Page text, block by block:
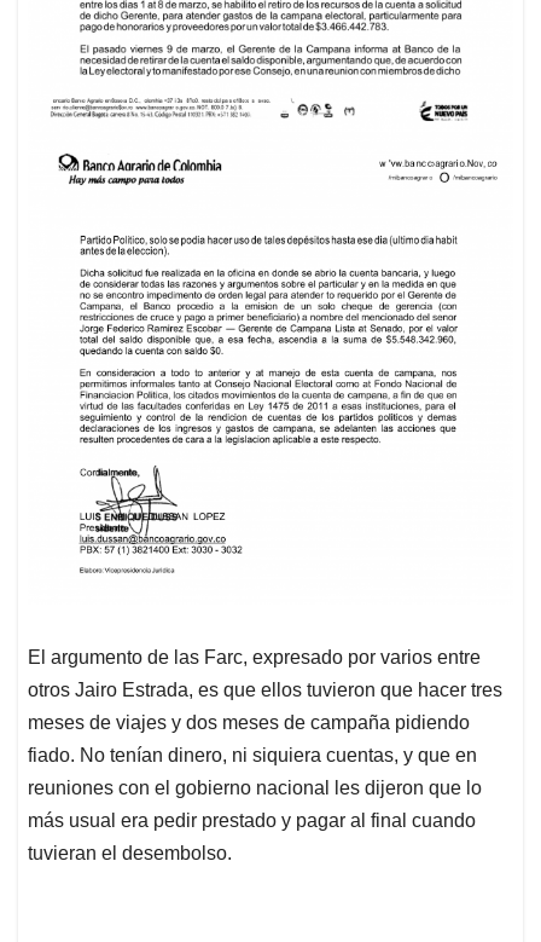
El argumento de las Farc, expresado por varios entre
otros Jairo Estrada, es que ellos tuvieron que hacer tres
meses de viajes y dos meses de campaña pidiendo
fiado. No tenían dinero, ni siquiera cuentas, y que en
reuniones con el gobierno nacional les dijeron que lo
más usual era pedir prestado y pagar al final cuando
tuvieran el desembolso.